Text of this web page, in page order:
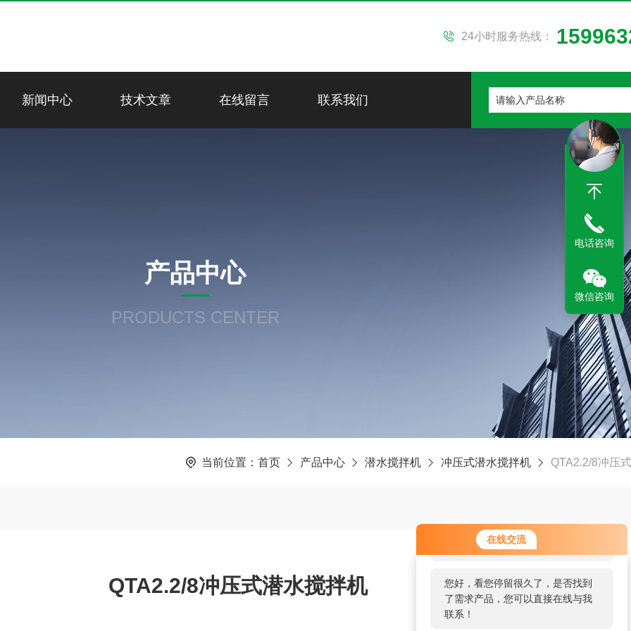
在线交流
您好！欢迎前来咨询，很高兴为您
服务，请问您要咨询什么问题呢？
您好，看您停留很久了，是否找到
了需求产品，您可以直接在线与我
联系！
24小时服务热线：
新闻中心 技术文章 在线留言 联系我们
产品中心
PRODUCTS CENTER
当前位置： 首页 产品中心 潜水搅拌机 冲压式潜水搅拌机 QTA2.2/8冲压
QTA2.2/8冲压式潜水搅拌机
电话咨询
微信咨询